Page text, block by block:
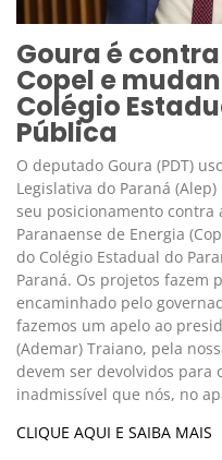
Goura é
Copel e
Colégio
Pública
O deputado Goura (PDT)
Legislativa do Paraná
seu posicionamento contra
Paranaense de Energia
do Colégio Estadual do
Paraná. Os projetos fazem
encaminhado pelo
fazemos um apelo ao
(Ademar) Traiano, pela
devem ser devolvidos para
inadmissível que nós, no
CLIQUE AQUI E SAIBA MAIS